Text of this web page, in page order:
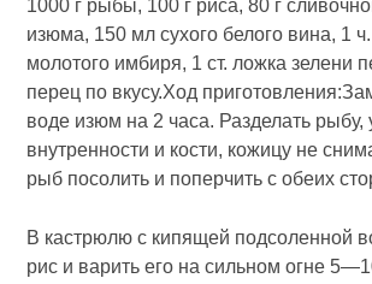
1000 г рыбы, 100 г риса, 80 г
изюма, 150 мл сухого белого вина, 1
молотого имбиря, 1 ст. ложка зелени
перец по вкусу.Ход
воде изюм на 2 часа. Разделать рыбу,
внутренности и кости, кожицу не
рыб посолить и поперчить с обеих
В кастрюлю с кипящей подсоленной
рис и варить его на сильном огне